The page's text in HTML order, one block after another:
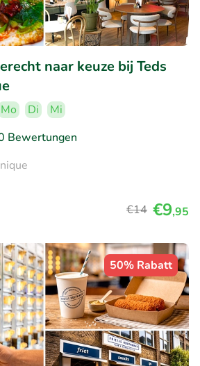
naar keuze bij Teds
Mo Di
Mi
Bewertungen
€14 €9,95
50% Rabatt